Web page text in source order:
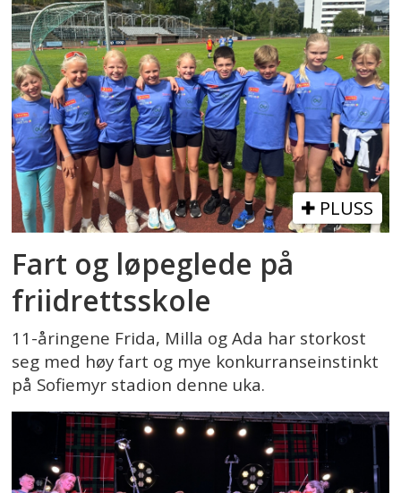
PLUSS
Fart og løpeglede på
friidrettsskole
11-åringene Frida, Milla og Ada har storkost
seg med høy fart og mye konkurranseinstinkt
på Sofiemyr stadion denne uka.